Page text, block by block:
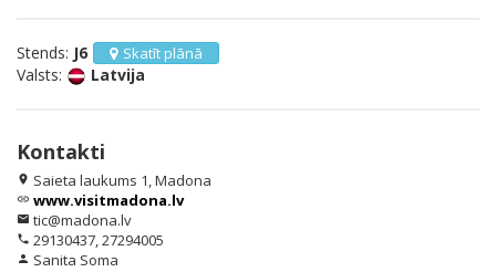
Stends: J6 Skatīt plānā
Valsts: Latvija
Kontakti
location_on Saieta laukums 1, Madona
link www.visitmadona.lv
email tic@madona.lv
phone 29130437, 27294005
person Sanita Soma